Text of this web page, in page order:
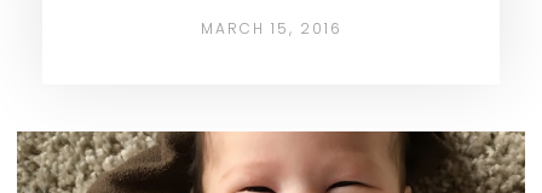
MARCH 15, 2016